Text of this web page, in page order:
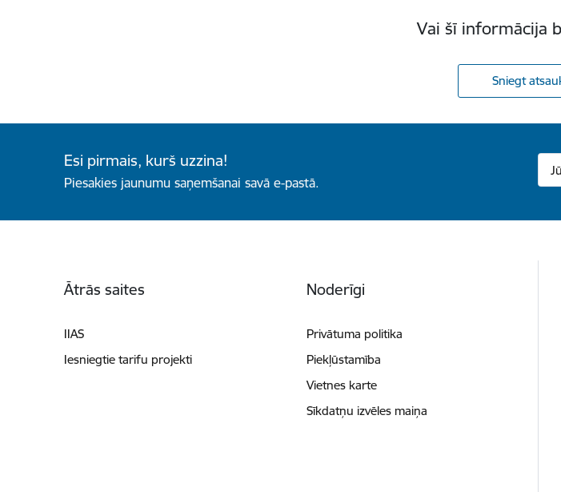
Vai šī informācija
Sniegt
Esi pirmais, kurš uzzina!
Piesakies jaunumu saņemšanai savā e-pastā.
Ātrās saites
IIAS
Iesniegtie tarifu projekti
Noderīgi
Privātuma politika
Piekļūstamība
Vietnes karte
Sīkdatņu izvēles maiņa